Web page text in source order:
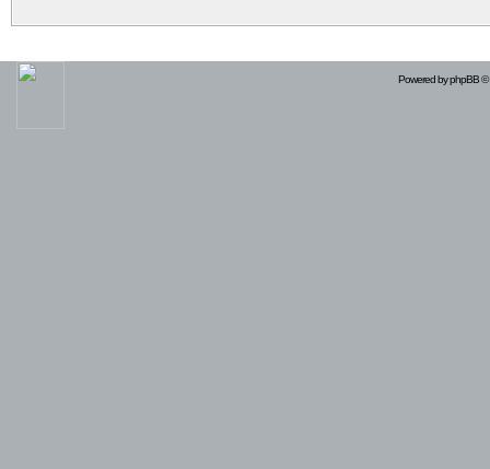
Powered byphpBB©